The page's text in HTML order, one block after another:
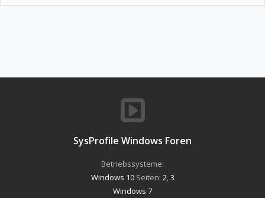
SysProfile Windows Foren
Betriebssysteme:
Windows 10Seiten: 2 3
Windows 7